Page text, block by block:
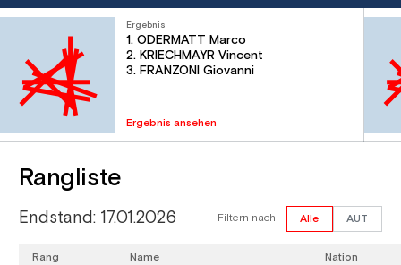
Ergebnis
1. ODERMATT Marco
2. KRIECHMAYR Vincent
3. FRANZONI Giovanni
Ergebnis ansehen
Rangliste
Endstand: 17.01.2026 Filtern nach: Alle AUT
Rang Name Nation